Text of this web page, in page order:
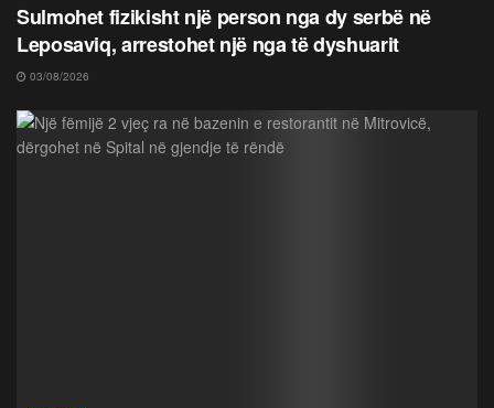
Sulmohet fizikisht një person nga dy serbë në
Leposaviq, arrestohet një nga të dyshuarit
03/08/2026